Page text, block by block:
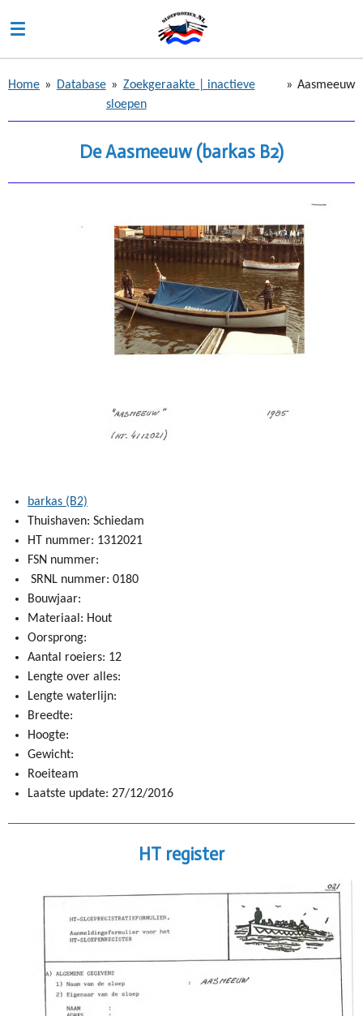
direct
naar
hoofdinhoud
Home » Database » Zoekgeraakte | inactieve
sloepen
» Aasmeeuw
De Aasmeeuw (barkas B2)
barkas (B2)
Thuishaven: Schiedam
HT nummer: 1312021
FSN nummer:
SRNL nummer: 0180
Bouwjaar:
Materiaal: Hout
Oorsprong:
Aantal roeiers: 12
Lengte over alles:
Lengte waterlijn:
Breedte:
Hoogte:
Gewicht:
Roeiteam
Laatste update: 27/12/2016
HT register